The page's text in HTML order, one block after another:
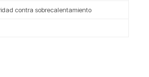
contra sobrecalentamiento